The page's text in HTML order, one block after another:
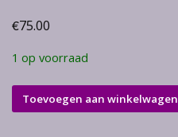
€75.00
1 op voorraad
Dioptaas
aantal
Toevoegen aan winkelwagen